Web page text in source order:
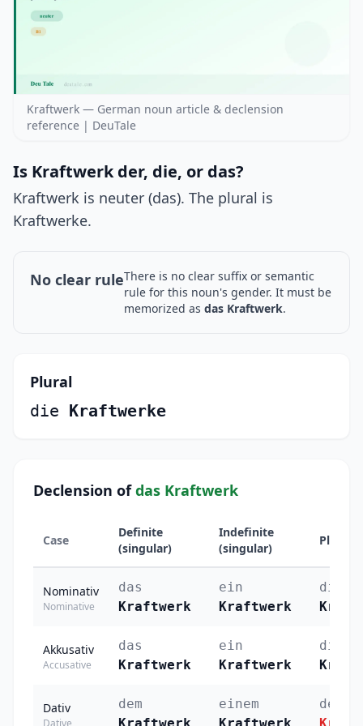
Kraftwerk — German noun article & declension
reference | DeuTale
Is Kraftwerk der, die, or das?
Kraftwerk is neuter (das). The plural is
Kraftwerke.
No clear ruleThere is no clear suffix or semantic
rule for this noun's gender. It must be
memorized as das Kraftwerk.
Plural
die Kraftwerke
Declension ofdas Kraftwerk
Case
Definite
(singular)
Indefinite
(singular)
Plural
Nominativ
Nominative
das
Kraftwerk
ein
Kraftwerk
die
Akkusativ
Accusative
das
Kraftwerk
ein
Kraftwerk
die
Dativ
dem
einem
den